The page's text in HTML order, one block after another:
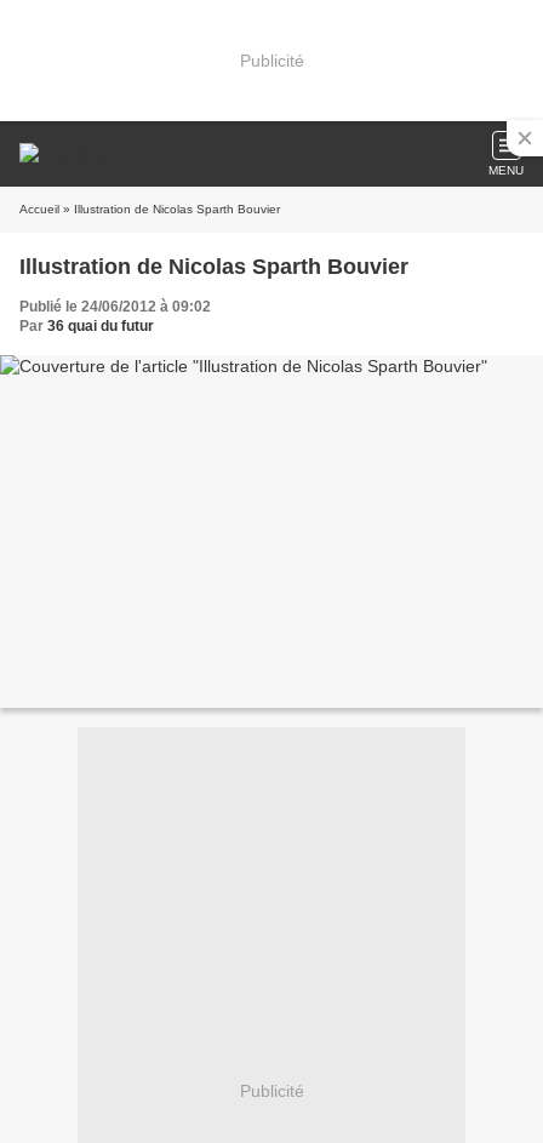
Publicité
MENU
Accueil » Illustration de Nicolas Sparth Bouvier
Illustration de Nicolas Sparth Bouvier
Publié le 24/06/2012 à 09:02
Par 36 quai du futur
Publicité